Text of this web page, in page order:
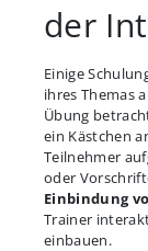
der
Einige
ihres Themas
Übung
ein Kästchen
Teilnehmer
oder
Einbindung
Trainer
einbauen.